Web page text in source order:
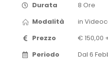
Durata
8 Ore
Modalità
in
Prezzo
€ 150,00
Periodo
Dal 6